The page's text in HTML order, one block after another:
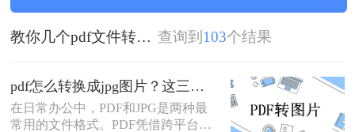
教你几个pdf文件转图片格式的方法 查询到 103个结果
pdf怎么转换成jpg图片？这三种方法简单又实用！
在日常办公中，PDF和JPG是两种最
常用的文件格式。PDF凭借跨平台兼